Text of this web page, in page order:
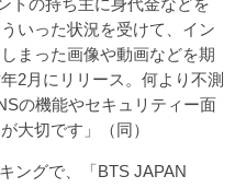
トの持ち主に身代金などを
いった状況を受けて、イン
まった画像や動画などを期
2月にリリース。何より不測
の機能やセキュリティー面
大切です」（同）
ングで、「BTS JAPAN